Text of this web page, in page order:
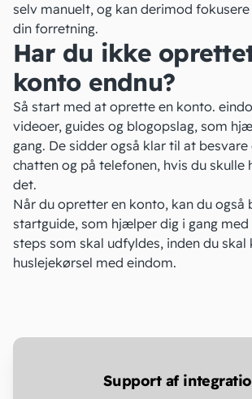
selv manuelt, og kan derimod
din forretning.
Har du ikke
konto endnu?
Så start med at oprette en konto.
videoer, guides og blogopslag, som
gang. De sidder også klar til at
chatten og på telefonen, hvis du skulle
det.
Når du opretter en konto, kan du også
startguide, som hjælper dig i gang
steps som skal udfyldes, inden du
huslejekørsel med eindom.
Support af